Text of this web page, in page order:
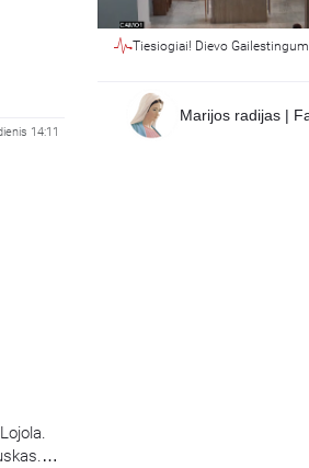
14:11
Tiesiogiai! Dievo
Marijos radijas |